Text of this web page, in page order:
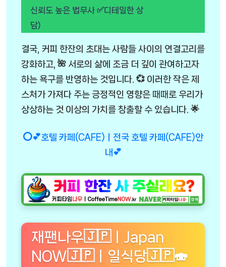
신뢰도 높은 법무사 ✅디테일한 상
담)
결국, 커피 한잔의 초대는 사람들 사이의 연결고리를
강화하고, 🌺 서로의 삶에 조금 더 깊이 관여하고자
하는 욕구를 반영하는 것입니다. 💞 이러한 작은 제
스처가 가져다 주는 긍정적인 영향은 때때로 우리가
상상하는 것 이상의 가치를 창출할 수 있습니다. 🌟
⭕💕호텔 카페(CAFE)ㅣ전국 호텔 카페(CAFE)안
내💕
재팬나우🇯🇵ㅣJapan
NOW🇯🇵ㅣ일식당🇯🇵🍣